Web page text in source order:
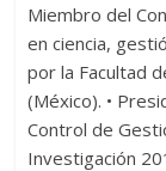
Miembro del
en ciencia,
por la Facultad
(México). •
Control de
Investigación